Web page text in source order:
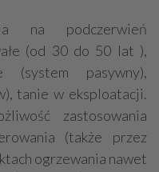
na podczerwień
(od 30 do 50 lat ),
(system pasywny),
tanie w eksploatacji.
zastosowania
(także przez
ogrzewania nawet